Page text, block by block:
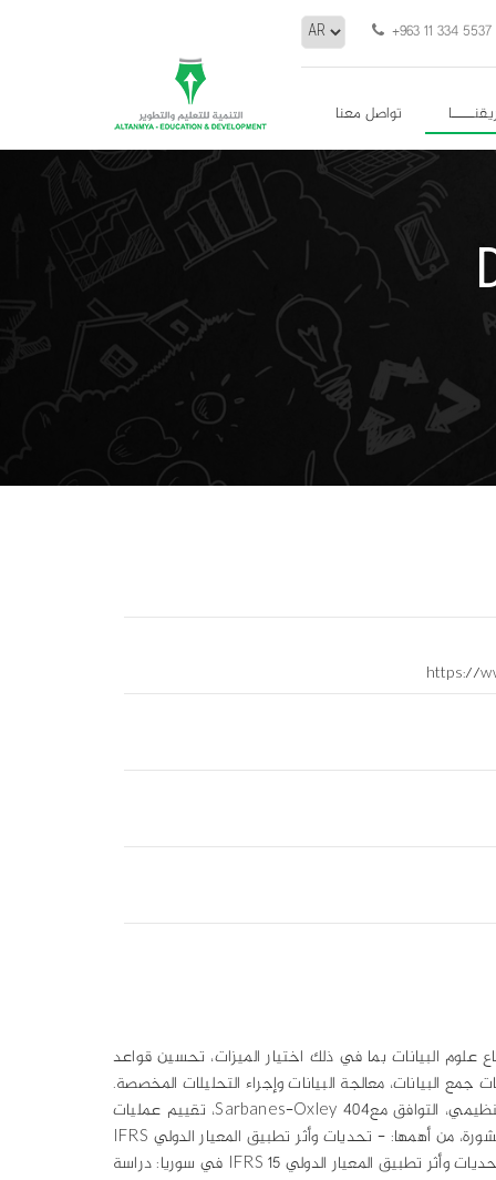
+963 11 334 5537
تواصل معنا
https://
علوم البيانات بما في ذلك اختيار الميزات، تحسين قواعد
جمع البيانات، معالجة البيانات وإجراء التحليلات المخصصة.
بالإضافة إلى ذلك، يتمتع الدكتور محمد بخبرة عالمية في المجال المالي وأنظمة المعلومات، وضع معايير التدقيق، التدقيق التشغيلي والتنظيمي، التوافق معSarbanes-Oxley 404، تقييم عمليات
الأعمال وتصميمها، تطبيق نظام تخطيط موارد المؤسسات والتحقيق في أعمال الغش. للدكتور محمد عوكل العديد من الأوراق البحثية المنشورة، من أهمها: - تحديات وأثر تطبيق المعيار الدولي IFRS
17 في سوريا: دراسة حالة لشركة تأمين، 2018 - تحديات وأثر تطبيق المعيار الدولي IFRS 16 في سوريا: دراسة حالة لشركة عقارية، 2018 - تحديات وأثر تطبيق المعيار الدولي IFRS 15 في سوريا: دراسة